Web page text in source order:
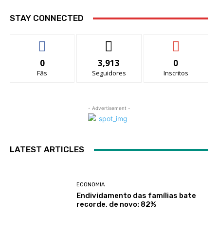
STAY CONNECTED
0
Fãs
3,913
Seguidores
0
Inscritos
- Advertisement -
LATEST ARTICLES
ECONOMIA
Endividamento das famílias bate
recorde, de novo: 82%